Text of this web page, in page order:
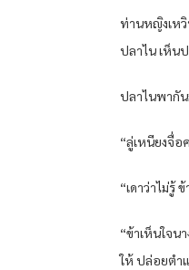
ท่านหญิงเหวิ
ปลาไน เห็น
ปลาไนพากัน
“ลู่เหนียงจื่อ
“เดาว่าไม่รู้
“ข้าเห็นใจน
ให้ ปล่อยตำ